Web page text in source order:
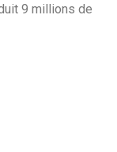
9 millions de